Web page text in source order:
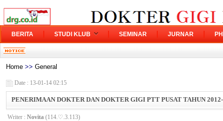
BERITA STUDI KLUB SEMINAR JURNAR
Home >> General
Date : 13-01-14 02:15
PENERIMAAN DOKTER DAN DOKTER GIGI PTT PUSAT TAHUN
Writer : Novita(114.♡.3.113)